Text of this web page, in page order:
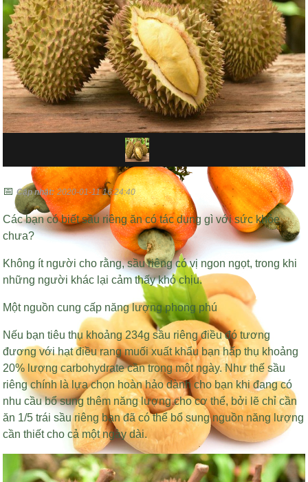
📅Cập nhật: 2020-01-11 16:24:40
Các bạn có biết sầu riêng ăn có tác dụng gì với sức khỏe
chưa?
Không ít người cho rằng, sầu riêng có vị ngon ngọt, trong khi
những người khác lại cảm thấy khó chịu.
Một nguồn cung cấp năng lượng phong phú
Nếu bạn tiêu thụ khoảng 234g sầu riêng điều đó tương
đương vớihạt điều rang muối xuất khẩu bạn hấp thụ khoảng
20% lượng carbohydrate cần trong một ngày. Như thế sầu
riêng chính là lựa chọn hoàn hảo dành cho bạn khi đang có
nhu cầu bổ sung thêm năng lượng cho cơ thể, bởi lẽ chỉ cần
ăn 1/5 trái sầu riêng bạn đã có thể bổ sung nguồn năng lượng
cần thiết cho cả một ngày dài.